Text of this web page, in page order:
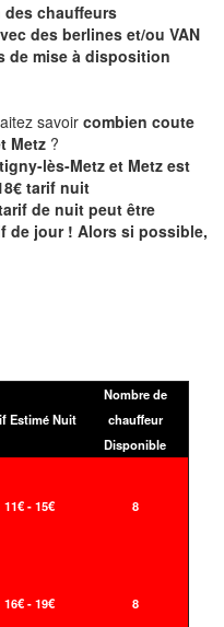
chauffeurs
des berlines et/ou VAN
de mise à disposition
savoir combien coute
Metz ?
lès-Metz et Metz est
tarif nuit
de nuit peut être
de jour ! Alors si possible,
Estimé Nuit
Nombre de
chauffeur
Disponible
11€ - 15€ 8
16€ - 19€ 8